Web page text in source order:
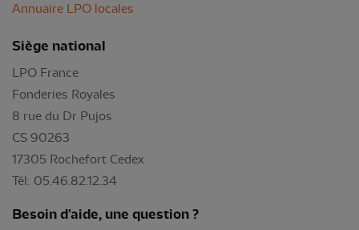
Annuaire LPO locales
Siège national
LPO France
Fonderies Royales
8 rue du Dr Pujos
CS 90263
17305 Rochefort Cedex
Tél: 05.46.82.12.34
Besoin d'aide, une question ?